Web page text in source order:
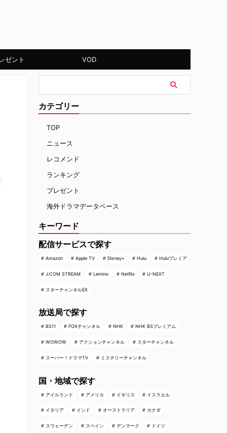
ゼント VOD
カテゴリー
TOP
ニュース
レコメンド
ランキング
プレゼント
海外ドラマデータベース
キーワード
配信サービスで探す
Amazon Apple TV Disney+ Hulu Huluプレミア
J:COM STREAM Lemino Netflix U-NEXT
スターチャンネルEX
放送局で探す
BS11 FOXチャンネル NHK NHK BSプレミアム
WOWOW アクションチャンネル スターチャンネル
スーパー！ドラマTV ミステリーチャンネル
国・地域で探す
アイルランド アメリカ イギリス イスラエル
イタリア インド オーストラリア カナダ
スウェーデン スペイン デンマーク ドイツ